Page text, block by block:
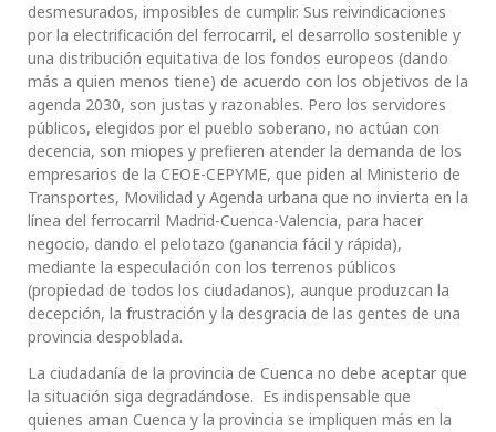
desmesurados, imposibles de cumplir. Sus reivindicaciones
por la electrificación del ferrocarril, el desarrollo sostenible y
una distribución equitativa de los fondos europeos (dando
más a quien menos tiene) de acuerdo con los objetivos de la
agenda 2030, son justas y razonables. Pero los servidores
públicos, elegidos por el pueblo soberano, no actúan con
decencia, son miopes y prefieren atender la demanda de los
empresarios de la CEOE-CEPYME, que piden al Ministerio de
Transportes, Movilidad y Agenda urbana que no invierta en la
línea del ferrocarril Madrid-Cuenca-Valencia, para hacer
negocio, dando el pelotazo (ganancia fácil y rápida),
mediante la especulación con los terrenos públicos
(propiedad de todos los ciudadanos), aunque produzcan la
decepción, la frustración y la desgracia de las gentes de una
provincia despoblada.
La ciudadanía de la provincia de Cuenca no debe aceptar que
la situación siga degradándose. Es indispensable que
quienes aman Cuenca y la provincia se impliquen más en la